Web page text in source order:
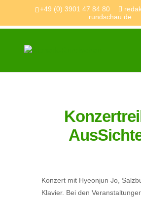
+49 (0) 3901 47 84 80
rundschau.de
Konzert mit Hyeonjun Jo,
Klavier. Bei den